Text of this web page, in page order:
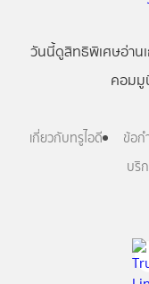
วันนี้ดูสิทธิพิเศษอ่าน
คอม
เกี่ยวกับทรูไอดี ข้อก
บริ